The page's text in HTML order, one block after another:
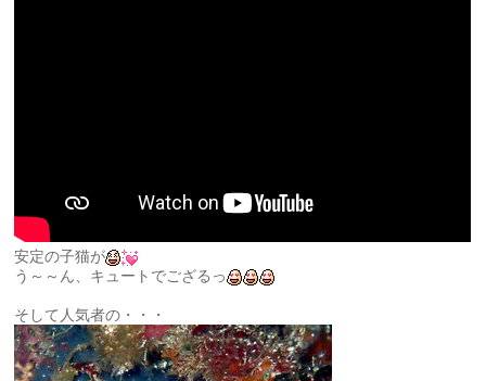
安定の子猫が
う～～ん、キュートでござるっ
そして人気者の・・・